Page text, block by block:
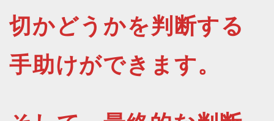
切かどうかを判断する
手助けができます。